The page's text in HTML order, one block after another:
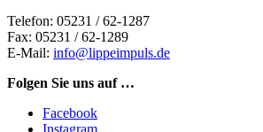
Telefon: 05231 / 62-1287
Fax: 05231 / 62-1289
E-Mail: info@lippeimpuls.de
Folgen Sie uns auf …
Facebook